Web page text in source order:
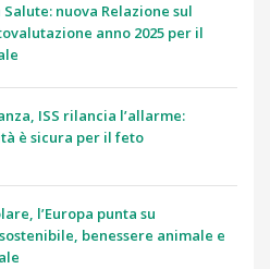
nuova Relazione sul
anno 2025 per il
ISS rilancia l’allarme:
è sicura per il feto
l’Europa punta su
benessere animale e